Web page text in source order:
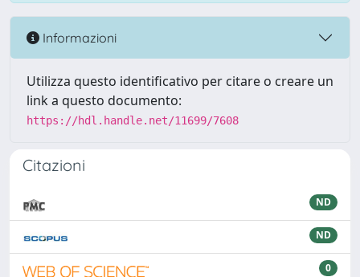
Informazioni
Utilizza questo identificativo per citare o creare un
link a questo documento:
https://hdl.handle.net/11699/7608
Citazioni
ND
ND
0